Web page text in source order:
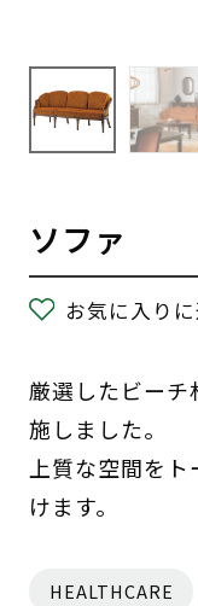
ソファ
お気に入り
厳選したビーチ
施しました。
上質な空間をト
けます。
HEALTHCARE